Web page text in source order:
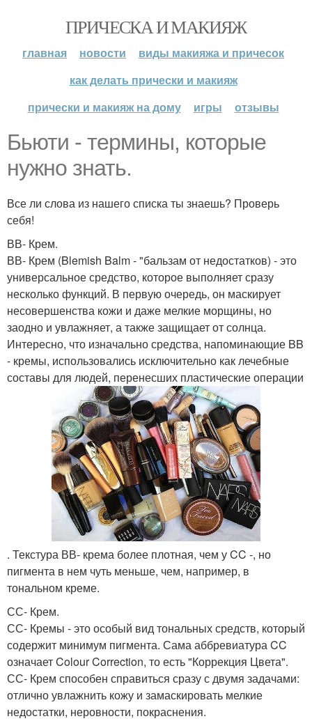
ПРИЧЕСКА И МАКИЯЖ
главная новости
виды макияжа и причесок
как делать прически и макияж
прически и макияж на дому
игры отзывы
Бьюти - термины, которые
нужно знать.
Все ли слова из нашего списка ты знаешь? Проверь
себя!
ВВ- Крем.
ВВ- Крем (Blemish Balm - "бальзам от недостатков) - это
универсальное средство, которое выполняет сразу
несколько функций. В первую очередь, он маскирует
несовершенства кожи и даже мелкие морщины, но
заодно и увлажняет, а также защищает от солнца.
Интересно, что изначально средства, напоминающие BB
- кремы, использовались исключительно как лечебные
составы для людей, перенесших пластические операции
. Текстура ВВ- крема более плотная, чем у CC -, но
пигмента в нем чуть меньше, чем, например, в
тональном креме.
СС- Крем.
СС- Кремы - это особый вид тональных средств, который
содержит минимум пигмента. Сама аббревиатура CC
означает Colour Correction, то есть "Коррекция Цвета".
СС- Крем способен справиться сразу с двумя задачами:
отлично увлажнить кожу и замаскировать мелкие
недостатки, неровности, покраснения.